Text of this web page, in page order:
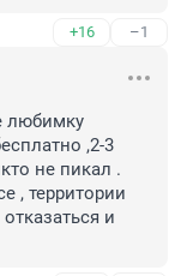
+16 –1
любимку
,2-3
не пикал .
, территории
и